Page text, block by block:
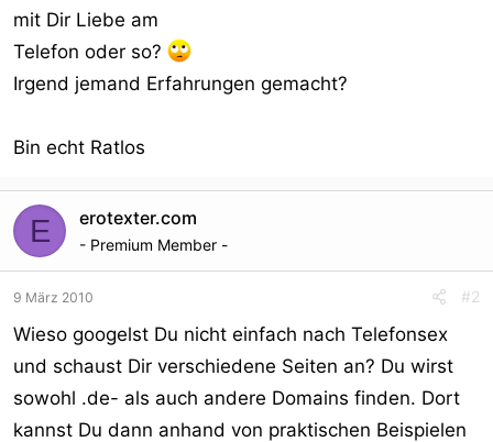
mit Dir Liebe am
Telefon oder so?
Irgend jemand Erfahrungen gemacht?
Bin echt Ratlos
E erotexter.com
- Premium Member -
9 März 2010 #2
Wieso googelst Du nicht einfach nach Telefonsex
und schaust Dir verschiedene Seiten an? Du wirst
sowohl .de- als auch andere Domains finden. Dort
kannst Du dann anhand von praktischen Beispielen